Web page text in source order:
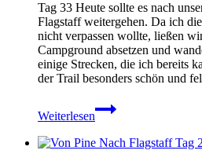
Tag 33 Heute sollte es nach
Flagstaff weitergehen. Da ich
nicht verpassen wollte, ließen
Campground absetzen und
einige Strecken, die ich bereits
der Trail besonders schön und
Weiterlesen
Von
Flagstaff
Tusayan